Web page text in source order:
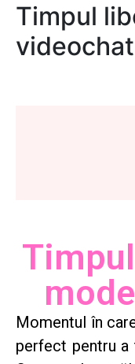
Timpul
videochat
Momentul în
perfect pentru a